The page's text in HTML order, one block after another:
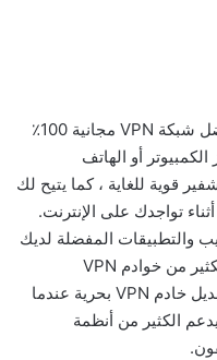
iTop VPتحميل برنامج ITop VPN: أفضل شبكة VPN مجانية 100٪
أو الهاتف
قوية للغاية ، كما يتيح لك
تواجدك على الإنترنت.
والتطبيقات المفضلة لديك
في أي وقت. لدى تطبيق iTop VPN الكثير من خوادم VPN
المخصصة لمناسبات مختلفة. يمكنك تبديل خادم VPN بحرية عندما
الكثير من أنظمة